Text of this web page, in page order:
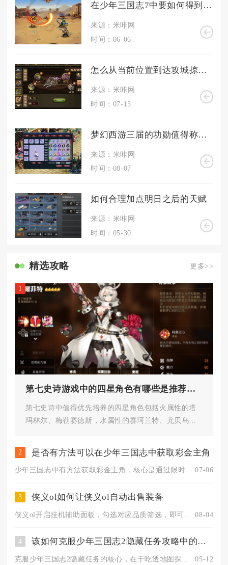
在少年三国志7中要如何得到天元宝
来源：米咔网
时间：06-06
怎么从当前位置到达攻城掠地陈宫
来源：米咔网
时间：07-15
梦幻西游三届的功勋值得称赞吗
来源：米咔网
时间：08-07
如何合理加点明日之后的天赋
来源：米咔网
时间：05-30
精选攻略 更多>>
1
第七史诗游戏中的四星角色有哪些是推荐的选择
第七史诗中值得优先培养的四星角色包括火属性的塔
玛林尔、梅勒赛德斯，水属性的赛珂兰特、尤贝乌
2 是否有方法可以在少年三国志中获取彩金主角
少年三国志中有方法获取彩金主角，核心是通过限时化身活动、彩金... 07-06
3 侠义ol如何让侠义ol自动出售装备
08-04
4 该如何克服少年三国志2隐藏任务攻略中的困难
05-12